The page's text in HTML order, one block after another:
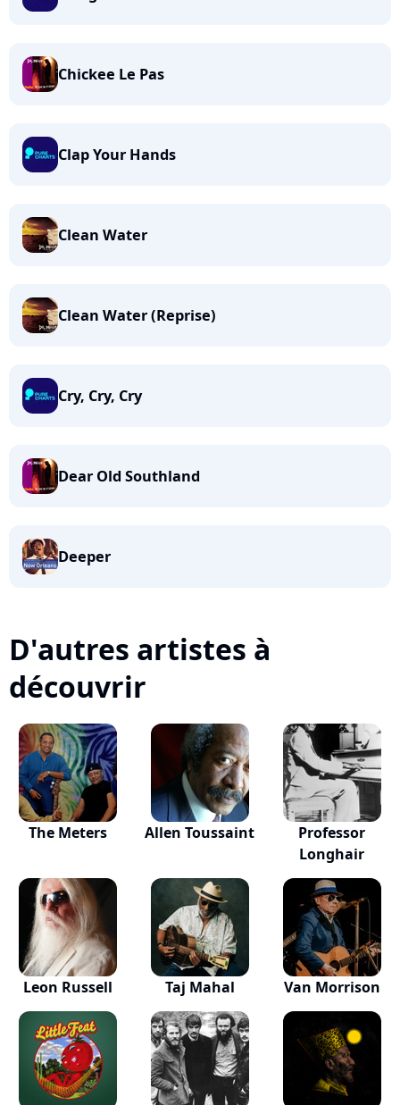
Chickee Le Pas
Clap Your Hands
Clean Water
Clean Water (Reprise)
Cry, Cry, Cry
Dear Old Southland
Deeper
D'autres artistes à
découvrir
The Meters Allen Toussaint
Professor
Longhair
Leon Russell Taj Mahal Van Morrison